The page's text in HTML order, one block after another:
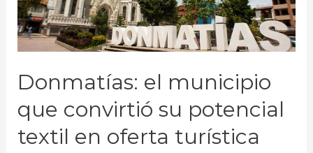
Donmatías: el municipio
que convirtió su potencial
textil en oferta turística